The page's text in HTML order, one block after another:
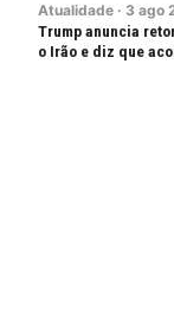
Atualidade · 3 ago
Trump anuncia
o Irão e diz que